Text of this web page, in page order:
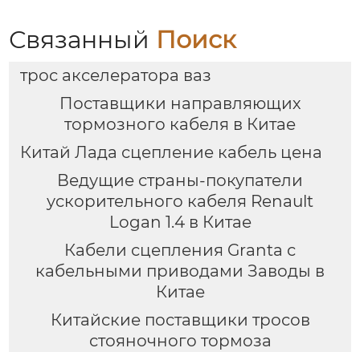
Связанный Поиск
трос акселератора ваз
Поставщики направляющих
тормозного кабеля в Китае
Китай Лада сцепление кабель цена
Ведущие страны-покупатели
ускорительного кабеля Renault
Logan 1.4 в Китае
Кабели сцепления Granta с
кабельными приводами Заводы в
Китае
Китайские поставщики тросов
стояночного тормоза